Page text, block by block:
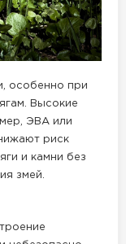
особенно при
Высокие
ЭВА или
риск
и камни без
змей.